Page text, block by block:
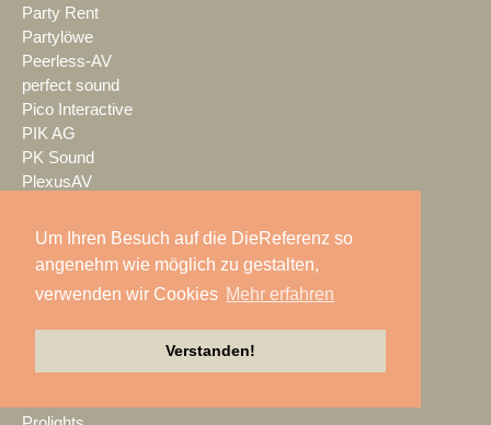
Um Ihren Besuch auf die DieReferenz so
angenehm wie möglich zu gestalten,
verwenden wir Cookies Mehr erfahren
Verstanden!
Party Rent
Partylöwe
Peerless-AV
perfect sound
Pico Interactive
PIK AG
PK Sound
PlexusAV
POOLgroup
PowerLightsAugsburg
preworks
PRG
Pro Audio-Technik
ProAudio Technology
ProCase